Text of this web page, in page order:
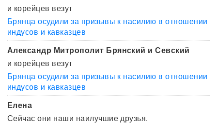
и корейцев везут
Брянца осудили за призывы к насилию в отношении
индусов и кавказцев
Александр Митрополит Брянский и Севский
и корейцев везут
Брянца осудили за призывы к насилию в отношении
индусов и кавказцев
Елена
Сейчас они наши наилучшие друзья.